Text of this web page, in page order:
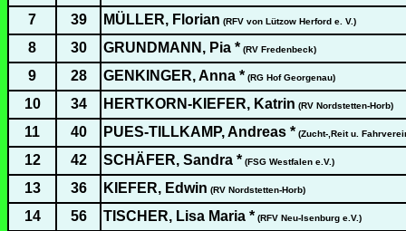
7 39 MÜLLER, Florian (RFV von Lützow Herford e. V.)
8 30 GRUNDMANN, Pia * (RV Fredenbeck)
9 28 GENKINGER, Anna * (RG Hof Georgenau)
10 34 HERTKORN-KIEFER, Katrin (RV Nordstetten-Horb)
11 40 PUES-TILLKAMP, Andreas * (Zucht-,Reit u.
12 42 SCHÄFER, Sandra * (FSG Westfalen e.V.)
13 36 KIEFER, Edwin (RV Nordstetten-Horb)
14 56 TISCHER, Lisa Maria * (RFV Neu-Isenburg e.V.)